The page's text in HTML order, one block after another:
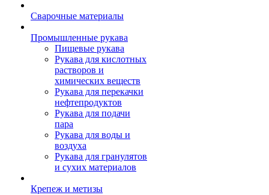
Сварочные материалы
Промышленные рукава
Пищевые рукава
Рукава для кислотных
растворов и
химических веществ
Рукава для перекачки
нефтепродуктов
Рукава для подачи
пара
Рукава для воды и
воздуха
Рукава для гранулятов
и сухих материалов
Крепеж и метизы